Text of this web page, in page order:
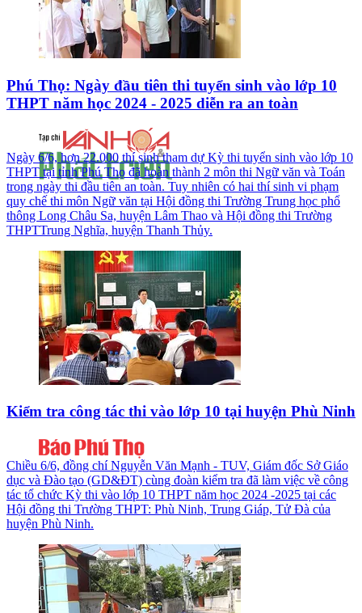
Phú Thọ: Ngày đầu tiên thi tuyển sinh vào lớp 10
THPT năm học 2024 - 2025 diễn ra an toàn
Ngày 6/6, hơn 22.000 thí sinh tham dự Kỳ thi tuyển sinh vào lớp 10
THPT tại tỉnh Phú Thọ đã hoàn thành 2 môn thi Ngữ văn và Toán
trong ngày thi đầu tiên an toàn. Tuy nhiên có hai thí sinh vi phạm
quy chế thi môn Ngữ văn tại Hội đồng thi Trường Trung học phổ
thông Long Châu Sa, huyện Lâm Thao và Hội đồng thi Trường
THPTTrung Nghĩa, huyện Thanh Thủy.
Kiểm tra công tác thi vào lớp 10 tại huyện Phù Ninh
Chiều 6/6, đồng chí Nguyễn Văn Mạnh - TUV, Giám đốc Sở Giáo
dục và Đào tạo (GD&ĐT) cùng đoàn kiểm tra đã làm việc về công
tác tổ chức Kỳ thi vào lớp 10 THPT năm học 2024 -2025 tại các
Hội đồng thi Trường THPT: Phù Ninh, Trung Giáp, Tử Đà của
huyện Phù Ninh.